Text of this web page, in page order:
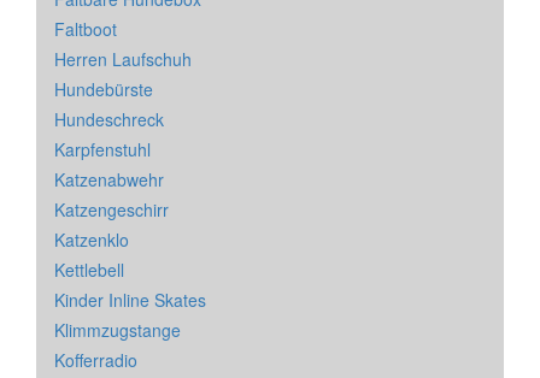
Faltboot
Herren Laufschuh
Hundebürste
Hundeschreck
Karpfenstuhl
Katzenabwehr
Katzengeschirr
Katzenklo
Kettlebell
Kinder Inline Skates
Klimmzugstange
Kofferradio